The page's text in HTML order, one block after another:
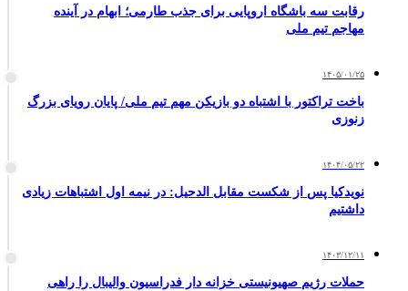
رقابت سه باشگاه اروپایی برای جذب طارمی؛ ابهام در آینده
مهاجم تیم ملی
۱۴۰۵/۰۱/۲۵
باخت تراکتور با اشتباه دو بازیکن مهم تیم ملی/ پایان رویای بزرگ
زنوزی
۱۴۰۴/۰۵/۲۲
نویدکیا پس از شکست مقابل الدحیل: در نیمه اول اشتباهات زیادی
داشتیم
۱۴۰۳/۱۲/۱۱
حملات رژیم صهیونیستی خزانه دار فدراسیون والیبال را راهی